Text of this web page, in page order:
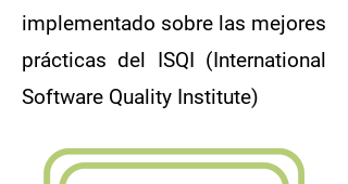
implementado sobre las mejores
prácticas del ISQI (International
Software Quality Institute)